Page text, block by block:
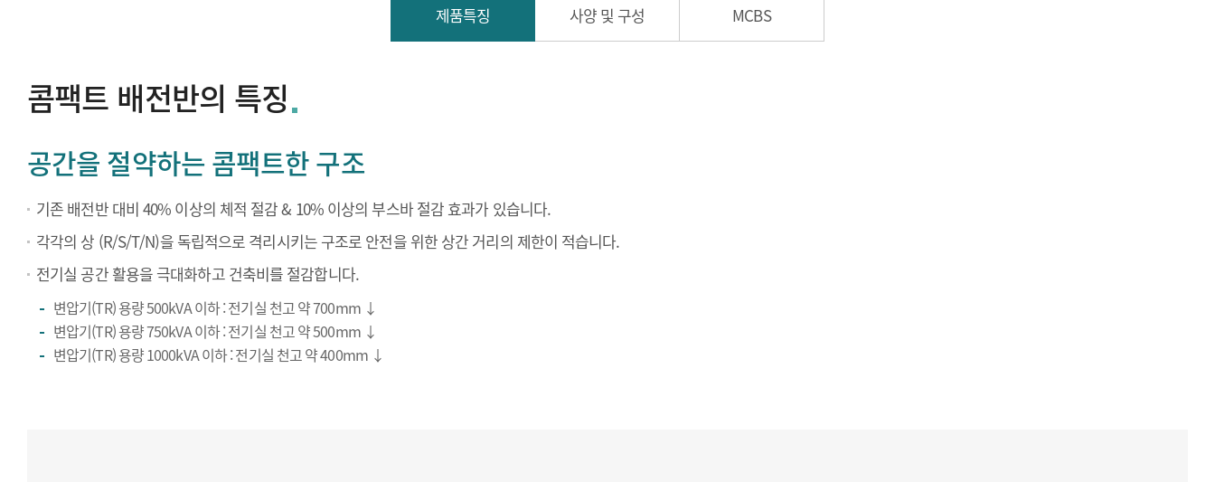
제품특징 사양 및 구성 MCBS
콤팩트 배전반의 특징
공간을 절약하는 콤팩트한 구조
기존 배전반 대비 40% 이상의 체적 절감 & 10% 이상의 부스바 절감 효과가 있습니다.
각각의 상 (R/S/T/N)을 독립적으로 격리시키는 구조로 안전을 위한 상간 거리의 제한이 적습니다.
전기실 공간 활용을 극대화하고 건축비를 절감합니다.
변압기(TR) 용량 500kVA 이하 : 전기실 천고 약 700mm ↓
변압기(TR) 용량 750kVA 이하 : 전기실 천고 약 500mm ↓
변압기(TR) 용량 1000kVA 이하 : 전기실 천고 약 400mm ↓